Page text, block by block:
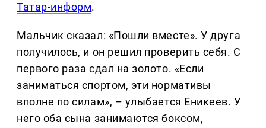
Татар-информ.
Мальчик сказал: «Пошли вместе». У друга
получилось, и он решил проверить себя. С
первого раза сдал на золото. «Если
заниматься спортом, эти нормативы
вполне по силам», – улыбается Еникеев. У
него оба сына занимаются боксом,